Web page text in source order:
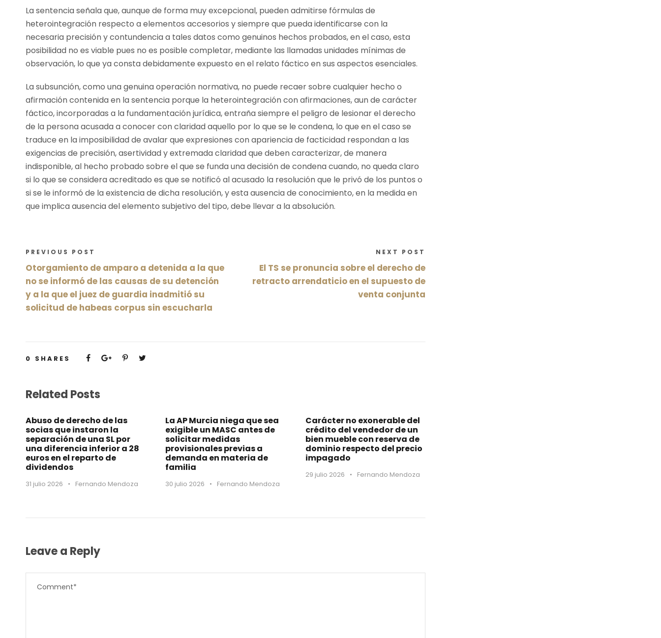
La sentencia señala que, aunque de forma muy excepcional, pueden admitirse fórmulas de
heterointegración respecto a elementos accesorios y siempre que pueda identificarse con la
necesaria precisión y contundencia a tales datos como genuinos hechos probados, en el caso, esta
posibilidad no es viable pues no es posible completar, mediante las llamadas unidades mínimas de
observación, lo que ya consta debidamente expuesto en el relato fáctico en sus aspectos esenciales.
La subsunción, como una genuina operación normativa, no puede recaer sobre cualquier hecho o
afirmación contenida en la sentencia porque la heterointegración con afirmaciones, aun de carácter
fáctico, incorporadas a la fundamentación jurídica, entraña siempre el peligro de lesionar el derecho
de la persona acusada a conocer con claridad aquello por lo que se le condena, lo que en el caso se
traduce en la imposibilidad de avalar que expresiones con apariencia de facticidad respondan a las
exigencias de precisión, asertividad y extremada claridad que deben caracterizar, de manera
indisponible, al hecho probado sobre el que se funda una decisión de condena cuando, no queda claro
si lo que se considera acreditado es que se notificó al acusado la resolución que le privó de los puntos o
si se le informó de la existencia de dicha resolución, y esta ausencia de conocimiento, en la medida en
que implica ausencia del elemento subjetivo del tipo, debe llevar a la absolución.
PREVIOUS POST
Otorgamiento de amparo a detenida a la que
no se informó de las causas de su detención
y a la que el juez de guardia inadmitió su
solicitud de habeas corpus sin escucharla
NEXT POST
El TS se pronuncia sobre el derecho de
retracto arrendaticio en el supuesto de
venta conjunta
0 SHARES
Related Posts
Abuso de derecho de las
socias que instaron la
separación de una SL por
una diferencia inferior a 28
euros en el reparto de
dividendos
31 julio 2026 • Fernando Mendoza
La AP Murcia niega que sea
exigible un MASC antes de
solicitar medidas
provisionales previas a
demanda en materia de
familia
30 julio 2026 • Fernando Mendoza
Carácter no exonerable del
crédito del vendedor de un
bien mueble con reserva de
dominio respecto del precio
impagado
29 julio 2026 • Fernando Mendoza
Leave a Reply